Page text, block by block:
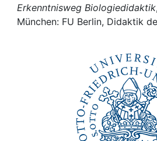
Erkenntnisweg Biologiedidaktik
München: FU Berlin, Didaktik